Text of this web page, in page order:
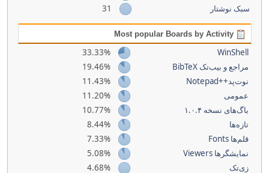
سبک نوشتار
31
WinShell
33.33%
مراجع و بیب‌تک BibTeX
19.46%
نوت‌پد++Notepad
11.43%
عمومی
11.20%
باگ‌های نسخه ۱.۰.۴
10.77%
تازه‌ها
8.44%
قلم‌ها Fonts
7.33%
نمایشگرها Viewers
5.08%
زی‌تک
4.68%